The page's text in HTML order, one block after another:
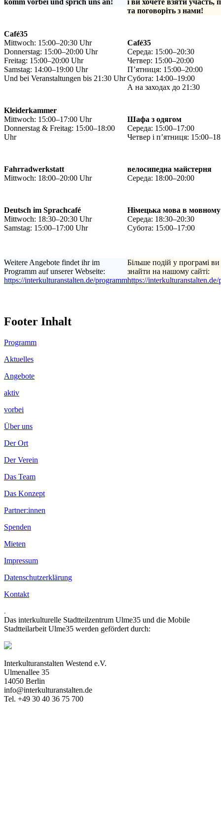
komm vorbei und sprich uns an!
Café35
Mittwoch: 15:00–20:30 Uhr
Donnerstag: 15:00–20:00 Uhr
Freitag: 15:00–20:00 Uhr
Samstag: 14:00–19:00 Uhr
Und bei Veranstaltungen bis 21:30 Uhr
Kleiderkammer
Mittwoch: 15:00–17:00 Uhr
Donnerstag & Freitag: 15:00–18:00
Uhr
Fahrradwerkstatt
Mittwoch: 18:00–20:00 Uhr
Deutsch im Sprachcafé
Mittwoch: 18:30–20:30 Uhr
Samstag: 15:00–17:00 Uhr
Weitere Angebote findet ihr im
Programm auf unserer Webseite:
https://interkulturanstalten.de/programm
і ви хочете взяти участь,
та поговоріть з нами!
Café35
Середа: 15:00–20:30
Четвер: 15:00–20:00
П’ятниця: 15:00–20:00
Субота: 14:00–19:00
А на заходах до 21:30
Шафа з одягом
Середа: 15:00–17:00
Четвер і п’ятниця:
велосипедна майстерня
Середа: 18:00–20:00
Німецька мова в
Середа: 18:30–20:30
Субота: 15:00–17:00
Більше подій у програмі
знайти на нашому сайті:
https://interkulturanstalten.de/
Footer Inhalt
Programm
Aktuelles
Angebote
aktiv
vorbei
Über uns
Der Ort
Der Verein
Das Team
Das Konzept
Partner:innen
Spenden
Mieten
Impressum
Datenschutzerklärung
Kontakt
.
Das interkulturelle Stadtteilzentrum Ulme35 und die Mobile
Stadtteilarbeit Ulme35 werden gefördert durch:
Interkulturanstalten Westend e.V.
Ulmenallee 35
14050 Berlin
info@interkulturanstalten.de
Tel. +49 30 40 36 75 700